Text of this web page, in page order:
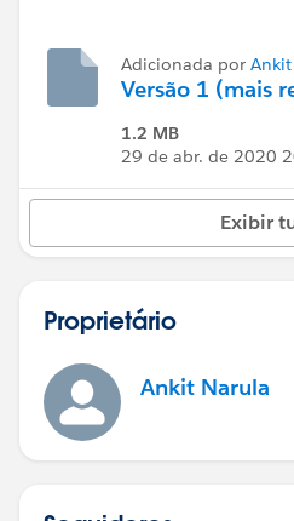
Adicionada por
Versão 1 (mais
1.2 MB
29 de abr. de 2020
Exibir
Proprietário
Ankit Narula